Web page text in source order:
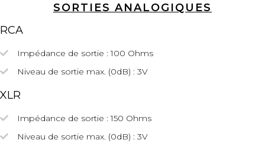
SORTIES ANALOGIQUES
RCA
Impédance de sortie : 100 Ohms
Niveau de sortie max. (0dB) : 3V
XLR
Impédance de sortie : 150 Ohms
Niveau de sortie max. (0dB) : 3V